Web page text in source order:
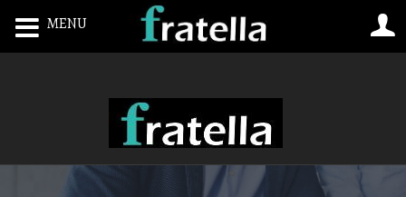
MENU